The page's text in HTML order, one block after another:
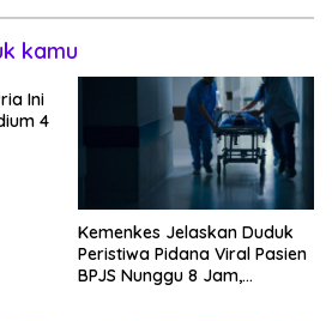
kamu
Ini
4
Kemenkes Jelaskan Duduk
Peristiwa Pidana Viral Pasien
BPJS Nunggu 8 Jam,